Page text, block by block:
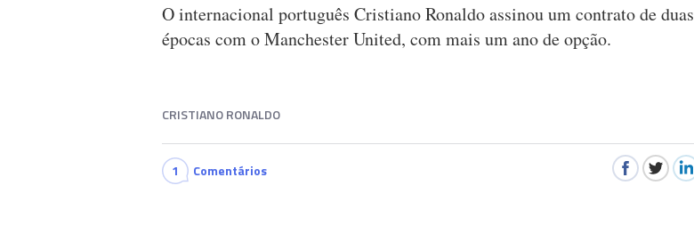
O internacional português Cristiano Ronaldo assinou um contrato de duas
épocas com o Manchester United, com mais um ano de opção.
CRISTIANO RONALDO
1 Comentários